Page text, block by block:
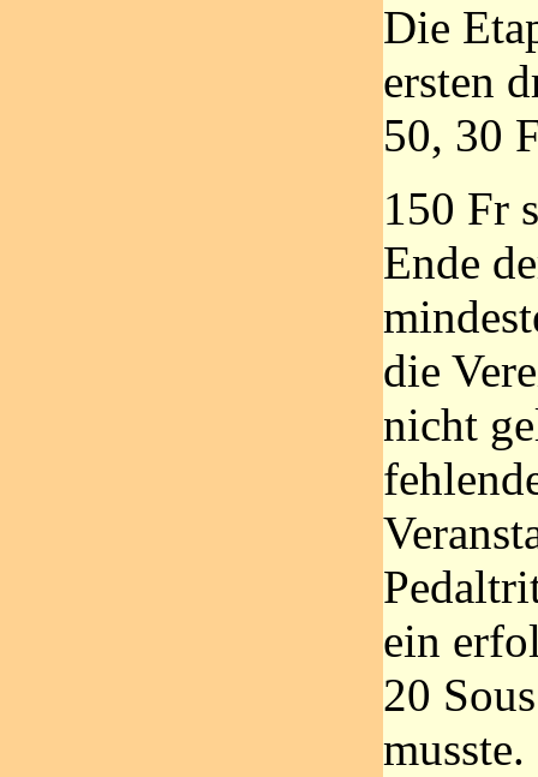
Die
ersten
50, 30
150 Fr
Ende
die
nicht
ein
20
musste.